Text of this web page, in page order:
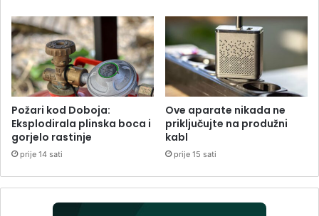
Požari kod Doboja:
Eksplodirala plinska boca i
gorjelo rastinje
prije 14 sati
Ove aparate nikada ne
priključujte na produžni
kabl
prije 15 sati